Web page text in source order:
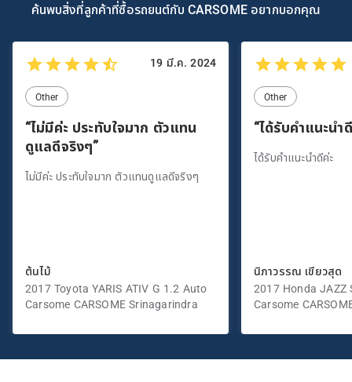
ค้นพบสิ่งที่ลูกค้าที่ซื้อรถยนต์กับ CARSOME อยากบอกคุณ
19 มี.ค. 2024
Other
“ไม่มีค่ะ ประทับใจมาก ตัวแทน
ดูแลดีจริงๆ”
ไม่มีค่ะ ประทับใจมาก ตัวแทนดูแลดีจริงๆ
ต้นไม้
2017 Toyota YARIS ATIV G 1.2 Auto
Carsome CARSOME Srinagarindra
Other
“ได้รับคำแนะนำ
ได้รับคำแนะนำดีค่ะ
นิภาวรรณ เขียวสุด
2017 Honda JAZZ
Carsome